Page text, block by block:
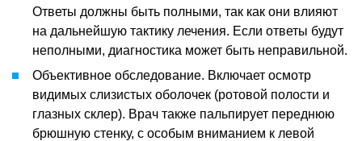
Ответы должны быть полными, так как они влияют
на дальнейшую тактику лечения. Если ответы будут
неполными, диагностика может быть неправильной.
Объективное обследование. Включает осмотр
видимых слизистых оболочек (ротовой полости и
глазных склер). Врач также пальпирует переднюю
брюшную стенку, с особым вниманием к левой